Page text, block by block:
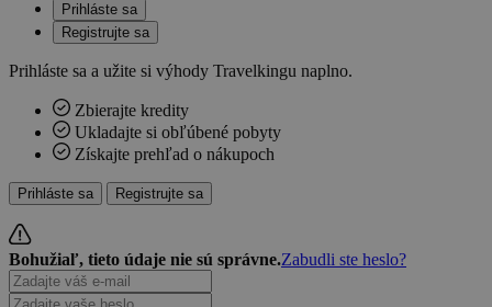
Prihláste sa
Registrujte sa
Prihláste sa a užite si výhody Travelkingu naplno.
Zbierajte kredity
Ukladajte si obľúbené pobyty
Získajte prehľad o nákupoch
Prihláste sa Registrujte sa
Bohužiaľ, tieto údaje nie sú správne.Zabudli ste heslo?